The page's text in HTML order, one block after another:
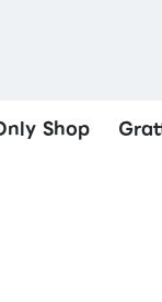
Shop